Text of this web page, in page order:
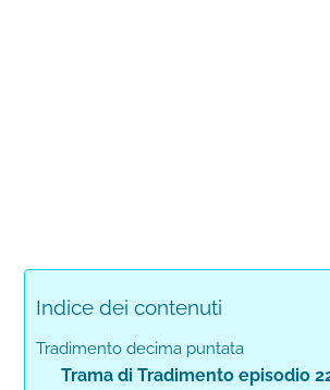
Indice dei contenuti
Tradimento decima puntata
Trama di Tradimento episodio